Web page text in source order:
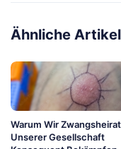
Ähnliche Artikel
Warum Wir
Unserer Gesellschaft